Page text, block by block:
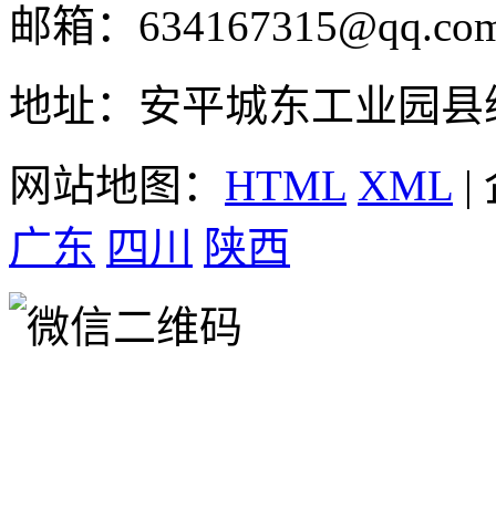
邮箱：
地址：安平城东工业园县
网站地图： HTML XML |
广东 四川 陕西